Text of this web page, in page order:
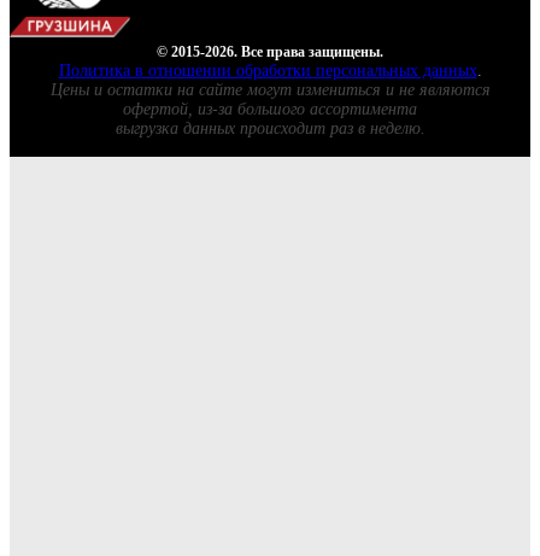
© 2015-2026. Все права защищены.
Политика в отношении обработки персональных данных.
Цены и остатки на сайте могут измениться и не являются
офертой, из-за большого ассортимента
выгрузка данных происходит раз в неделю.